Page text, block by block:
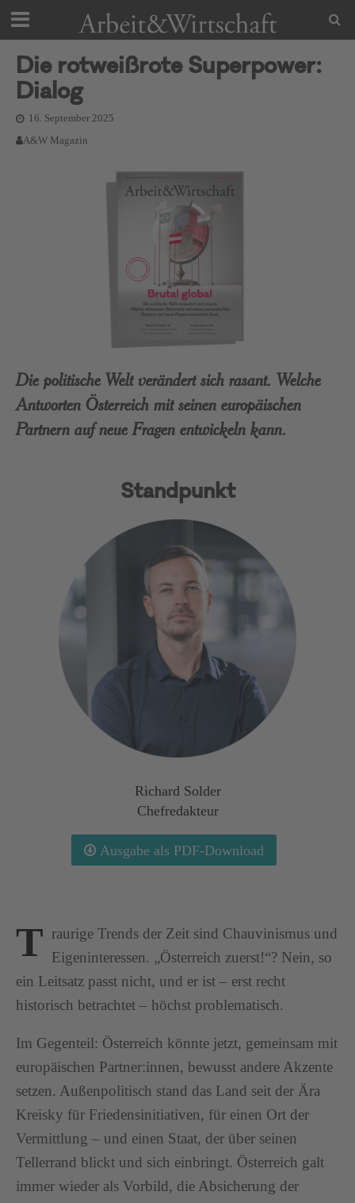
Die rotweißrote Superpower:
Dialog
16. September 2025
A&W Magazin
Die politische Welt verändert sich rasant. Welche
Antworten Österreich mit seinen europäischen
Partnern auf neue Fragen entwickeln kann.
Standpunkt
Richard Solder
Chefredakteur
Ausgabe als PDF-Download
T raurige Trends der Zeit sind Chauvinismus und
Eigeninteressen. „Österreich zuerst!“? Nein, so
ein Leitsatz passt nicht, und er ist – erst recht
historisch betrachtet – höchst problematisch.
Im Gegenteil: Österreich könnte jetzt, gemeinsam mit
europäischen Partner:innen, bewusst andere Akzente
setzen. Außenpolitisch stand das Land seit der Ära
Kreisky für Friedensinitiativen, für einen Ort der
Vermittlung – und einen Staat, der über seinen
Tellerrand blickt und sich einbringt. Österreich galt
immer wieder als Vorbild, die Absicherung der